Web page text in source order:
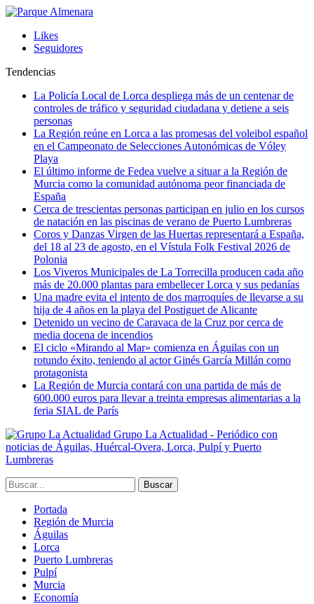
Likes
Seguidores
Tendencias
La Policía Local de Lorca despliega más de un centenar de
controles de tráfico y seguridad ciudadana y detiene a seis
personas
La Región reúne en Lorca a las promesas del voleibol español
en el Campeonato de Selecciones Autonómicas de Vóley
Playa
El último informe de Fedea vuelve a situar a la Región de
Murcia como la comunidad autónoma peor financiada de
España
Cerca de trescientas personas participan en julio en los cursos
de natación en las piscinas de verano de Puerto Lumbreras
Coros y Danzas Virgen de las Huertas representará a España,
del 18 al 23 de agosto, en el Vístula Folk Festival 2026 de
Polonia
Los Viveros Municipales de La Torrecilla producen cada año
más de 20.000 plantas para embellecer Lorca y sus pedanías
Una madre evita el intento de dos marroquíes de llevarse a su
hija de 4 años en la playa del Postiguet de Alicante
Detenido un vecino de Caravaca de la Cruz por cerca de
media docena de incendios
El ciclo «Mirando al Mar» comienza en Águilas con un
rotundo éxito, teniendo al actor Ginés García Millán como
protagonista
La Región de Murcia contará con una partida de más de
600.000 euros para llevar a treinta empresas alimentarias a la
feria SIAL de París
Grupo La Actualidad - Periódico con
noticias de Águilas, Huércal-Overa, Lorca, Pulpí y Puerto
Lumbreras
Portada
Región de Murcia
Águilas
Lorca
Puerto Lumbreras
Pulpí
Murcia
Economía